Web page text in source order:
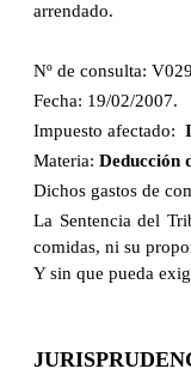
arrendado.
Nº de consulta:
Fecha: 19/02/2007.
Impuesto afectado:
Materia: Deducción
Dichos gastos de
La Sentencia del
comidas, ni su
Y sin que pueda